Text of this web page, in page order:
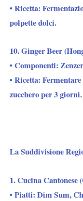
• Ricetta:
polpette dolci.
10. Ginger Beer
• Componenti:
• Ricetta:
zucchero per 3 giorni.
La Suddivisione
1. Cucina Cantonese
• Piatti: Dim Sum,